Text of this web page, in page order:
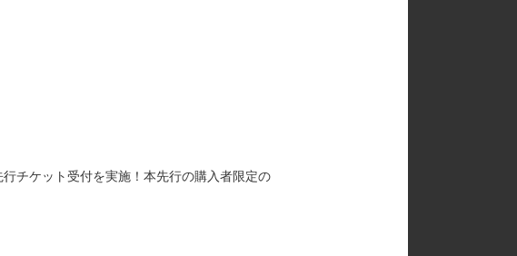
チケット受付を実施！本先行の購入者限定の